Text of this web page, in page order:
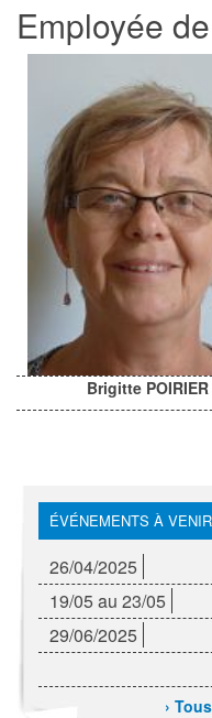
Employée
Brigitte POIRIER
ÉVÉNEMENTS À VENIR
26/04/2025
19/05 au 23/05
29/06/2025
›